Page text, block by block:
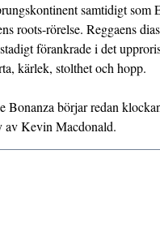
samtidigt som
roots-rörelse. Reggaens
förankrade i det
kärlek, stolthet och hopp.
Bonanza börjar redan
av Kevin Macdonald.